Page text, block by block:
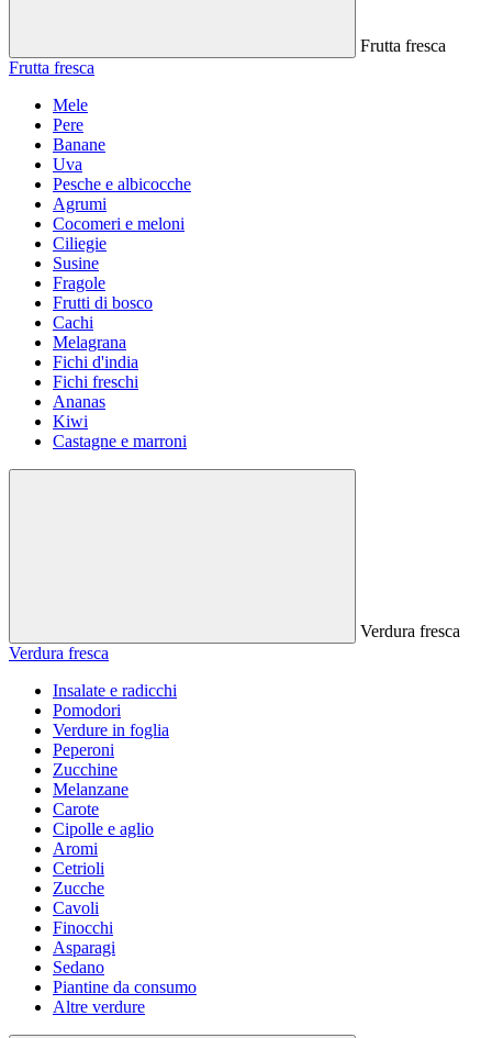
Frutta fresca
Frutta fresca
Mele
Pere
Banane
Uva
Pesche e albicocche
Agrumi
Cocomeri e meloni
Ciliegie
Susine
Fragole
Frutti di bosco
Cachi
Melagrana
Fichi d'india
Fichi freschi
Ananas
Kiwi
Castagne e marroni
Verdura fresca
Verdura fresca
Insalate e radicchi
Pomodori
Verdure in foglia
Peperoni
Zucchine
Melanzane
Carote
Cipolle e aglio
Aromi
Cetrioli
Zucche
Cavoli
Finocchi
Asparagi
Sedano
Piantine da consumo
Altre verdure